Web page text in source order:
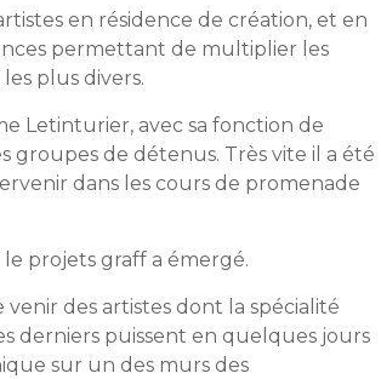
en résidence de création, et en
permettant de multiplier les
plus divers.
Letinturier, avec sa fonction de
groupes de détenus. Très vite il a été
dans les cours de promenade
projets graff a émergé.
venir des artistes dont la spécialité
derniers puissent en quelques jours
sur un des murs des